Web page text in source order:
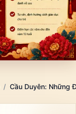
/ Cầu Duyên: Những